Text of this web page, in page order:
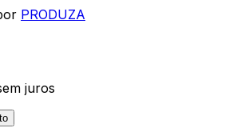
PRODUZA
juros